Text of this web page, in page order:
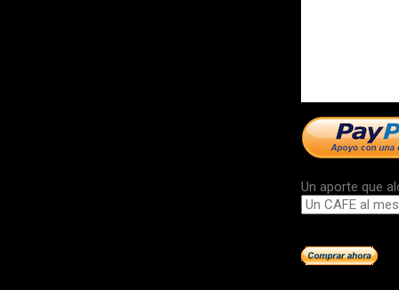
Un aporte que